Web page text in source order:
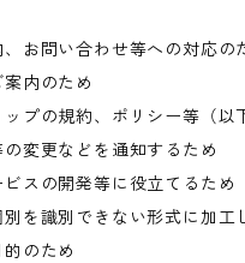
お問い合わせ等への対応の
内のため
プの規約、ポリシー等（
変更などを通知するため
スの開発等に役立てるため
を識別できない形式に加
のため